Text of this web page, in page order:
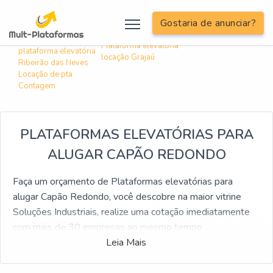
Gostaria de anunciar?
Buscas relacionadas:
Locadora de
plataforma elevatória
Ribeirão das Neves
Plataforma elevatória
locação Grajaú
Locação de pta
Contagem
PLATAFORMAS ELEVATÓRIAS PARA
ALUGAR CAPÃO REDONDO
Faça um orçamento de Plataformas elevatórias para
alugar Capão Redondo, você descobre na maior vitrine
Soluções Industriais, realize uma cotação imediatamente
com mais de 30 empresas ao mesmo tempo
alugar Capão Redondo, vai descobrir aqui no Soluções
Leia Mais